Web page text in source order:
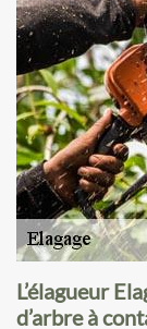
L’élagueur
d’arbre à